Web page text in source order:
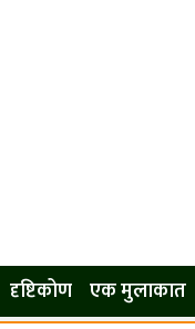
दृष्टिकोण एक मुलाकात